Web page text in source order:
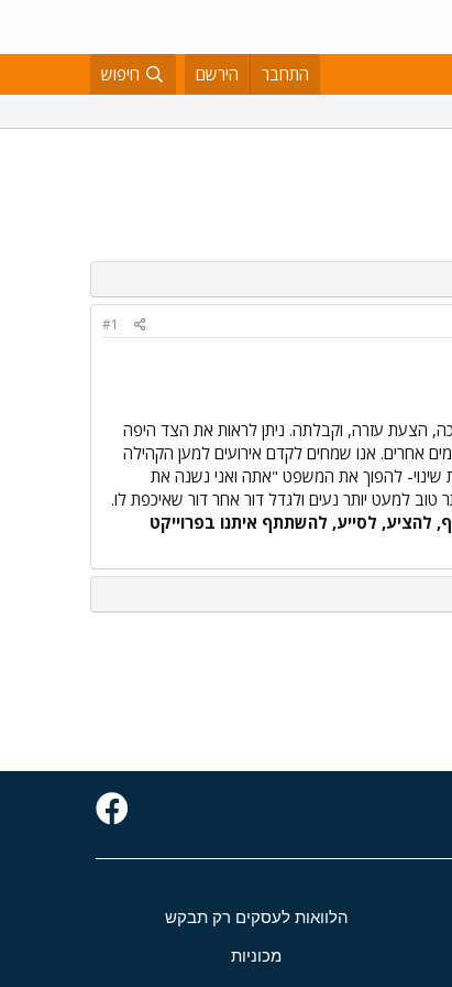
התחבר הירשם חיפוש
#1
הצעת עזרה, וקבלתה. ניתן לראות את הצד היפה
אחרים. אנו שמחים לקדם אירועים למען הקהילה
להפוך את המשפט "אתה ואני נשנה את
טוב למעט יותר נעים ולגדל דור אחר דור שאיכפת לו.
להציע, לסייע, להשתתף איתנו בפרוייקט
הלוואות לעסקים רק תבקש
מכוניות